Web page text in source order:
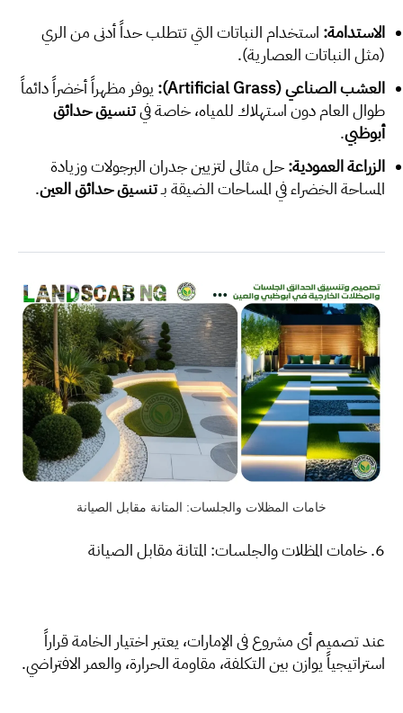
الاستدامة: استخدام النباتات التي تتطلب حداً أدنى من الري
(مثل النباتات العصارية).
العشب الصناعي (Artificial Grass):
يوفر مظهراً أخضراً دائماً
طوال العام دون استهلاك للمياه، خاصة فيتنسيق حدائق
أبوظبي.
الزراعة العمودية:حل مثالي لتزيين جدران البرجولات وزيادة
المساحة الخضراء في المساحات الضيقة بـتنسيق حدائق العين.
خامات المظلات والجلسات: المتانة مقابل الصيانة
6. خامات المظلات والجلسات: المتانة مقابل الصيانة
عند تصميم أي مشروع في الإمارات، يعتبر اختيار الخامة قراراً
استراتيجياً يوازن بين التكلفة، مقاومة الحرارة، والعمر الافتراضي.